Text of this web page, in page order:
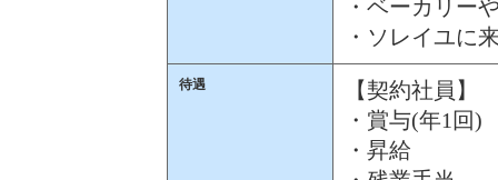
・ベーカリー
・ソレイユに
待遇
【契約社員】
・賞与(年1回)
・昇給